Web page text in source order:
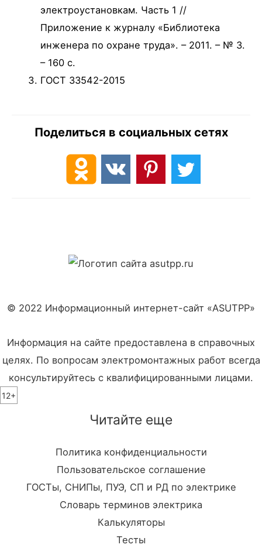
электроустановкам. Часть 1 //
Приложение к журналу «Библиотека
инженера по охране труда». – 2011. – № 3.
– 160 c.
ГОСТ 33542-2015
Поделиться в социальных сетях
© 2022 Информационный интернет-сайт «ASUTPP»
Информация на сайте предоставлена в справочных
целях. По вопросам электромонтажных работ всегда
консультируйтесь с квалифицированными лицами.
12+
Читайте еще
Политика конфиденциальности
Пользовательское соглашение
ГОСТы, СНИПы, ПУЭ, СП и РД по электрике
Словарь терминов электрика
Калькуляторы
Тесты